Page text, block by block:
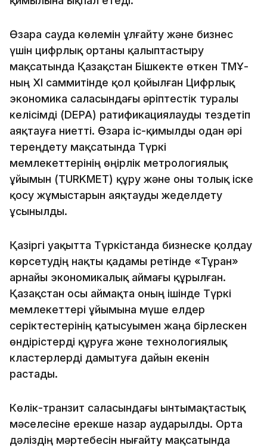
Өзара сауда көлемін ұлғайту және бизнес
үшін цифрлық ортаны қалыптастыру
мақсатында Қазақстан Бішкекте өткен ТМҰ-
ның XI саммитінде қол қойылған Цифрлық
экономика саласындағы әріптестік туралы
келісімді (DEPA) ратификациялауды тездетіп
аяқтауға ниетті. Өзара іс-қимылды одан әрі
тереңдету мақсатында Түркі
мемлекеттерінің өңірлік метрологиялық
ұйымын (TURKMET) құру және оны толық іске
қосу жұмыстарын аяқтауды жеделдету
ұсынылды.
Қазіргі уақытта Түркістанда бизнеске қолдау
көрсетудің нақты қадамы ретінде «Тұран»
арнайы экономикалық аймағы құрылған.
Қазақстан осы аймақта оның ішінде Түркі
мемлекеттері ұйымына мүше елдер
серіктестерінің қатысуымен жаңа бірлескен
өндірістерді құруға және технологиялық
кластерлерді дамытуға дайын екенін
растады.
Көлік-транзит саласындағы ынтымақтастық
мәселесіне ерекше назар аударылды. Орта
дәліздің мәртебесін нығайту мақсатында